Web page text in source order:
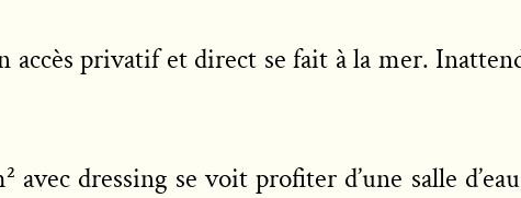
accès privatif et direct se fait à la mer.
avec dressing se voit profiter d’une salle